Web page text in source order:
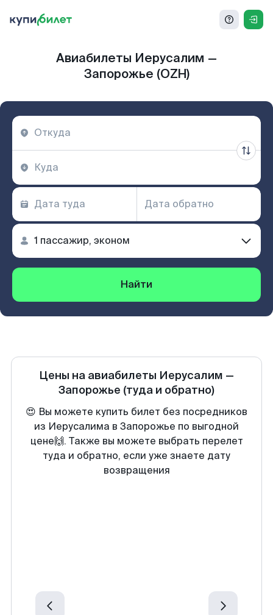
Авиабилеты Иерусалим —
Запорожье (OZH)
Найти
Цены на авиабилеты Иерусалим —
Запорожье (туда и обратно)
😍 Вы можете купить билет без посредников
из Иерусалима в Запорожье по выгодной
цене🙌. Также вы можете выбрать перелет
туда и обратно, если уже знаете дату
возвращения